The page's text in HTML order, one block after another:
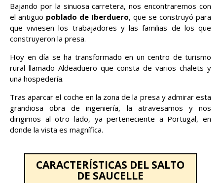
Bajando por la sinuosa carretera, nos encontraremos con
el antiguo poblado de Iberduero, que se construyó para
que viviesen los trabajadores y las familias de los que
construyeron la presa.
Hoy en día se ha transformado en un centro de turismo
rural llamado Aldeaduero que consta de varios chalets y
una hospedería.
Tras aparcar el coche en la zona de la presa y admirar esta
grandiosa obra de ingeniería, la atravesamos y nos
dirigimos al otro lado, ya perteneciente a Portugal, en
donde la vista es magnífica.
CARACTERÍSTICAS DEL SALTO
DE SAUCELLE